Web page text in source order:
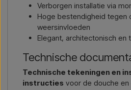
Verborgen installatie via
Hoge bestendigheid tegen
weersinvloeden
Elegant, architectonisch en
Technische
Technische tekeningen en
instructies voor de douche